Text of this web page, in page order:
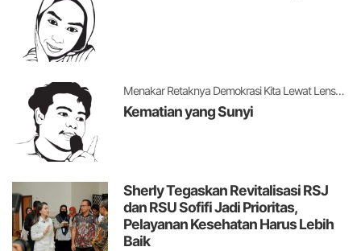
Menakar Retaknya Demokrasi Kita Lewat Lensa Levitsky dan Ziblatt
Kematian yang Sunyi
Sherly Tegaskan Revitalisasi RSJ
dan RSU Sofifi Jadi Prioritas,
Pelayanan Kesehatan Harus Lebih
Baik